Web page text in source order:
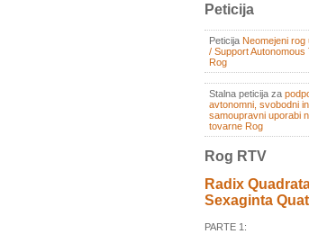
Peticija
Peticija Neomejeni rog
/ Support Autonomous
Rog
Stalna peticija za
avtonomni, svobodni in
samoupravni uporabi
tovarne Rog
Rog RTV
Radix
Sexaginta
PARTE 1: